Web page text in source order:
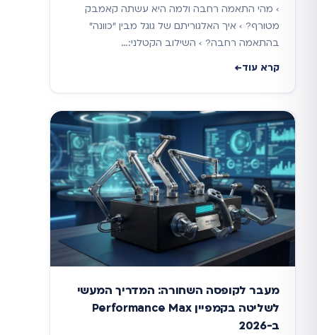
› מהי התאמה רחבה ולמה היא עשתה קאמבק
מטורף? › איך האלגוריתם של גוגל מבין "כוונה"
בהתאמה רחבה? › השילוב הקטלני:…
קרא עוד
מעבר לקופסה השחורה: המדריך המעשי
לשליטה בקמפיין Performance Max
ב-2026